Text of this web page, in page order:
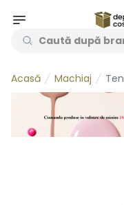
Acasă Machiaj Ten